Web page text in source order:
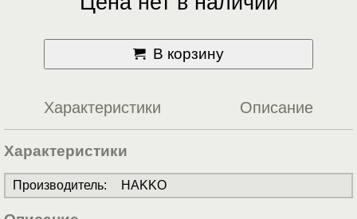
В корзину
Характеристики Описание
Характеристики
Производитель: HAKKO